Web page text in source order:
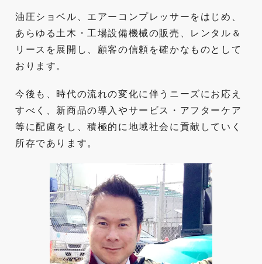
油圧ショベル、エアーコンプレッサーをはじめ、
あらゆる土木・工場設備機械の販売、レンタル＆
リースを展開し、顧客の信頼を確かなものとして
おります。
今後も、時代の流れの変化に伴うニーズにお応え
すべく、新商品の導入やサービス・アフターケア
等に配慮をし、積極的に地域社会に貢献していく
所存であります。